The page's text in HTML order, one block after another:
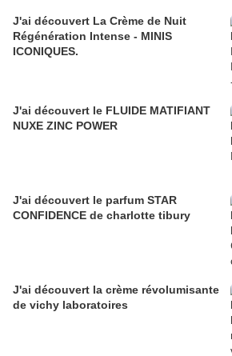
J'ai découvert La Crème de Nuit
Régénération Intense - MINIS
ICONIQUES.
J'ai découvert le FLUIDE MATIFIANT
NUXE ZINC POWER
J'ai découvert le parfum STAR
CONFIDENCE de charlotte tibury
J'ai découvert la crème révolumisante
de vichy laboratoires